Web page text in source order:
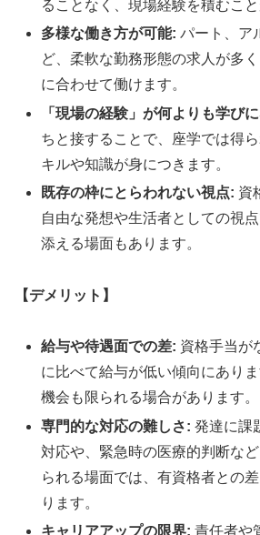
ることなく、現場経験を積むこと
多様な働き方が可能: パート、ア
ど、柔軟な勤務形態の求人が多
に合わせて働けます。
「現場の経験」が何よりも学び
ちと接することで、座学では得
キルや知識が身につきます。
既存の枠にとらわれない視点: 資
自由な発想や生活者としての視
添える場面もあります。
【デメリット】
給与や待遇面での差: 資格手当が
に比べて給与が低い傾向にあり
機会も限られる場合があります。
専門的な対応の難しさ: 発達に課
対応や、緊急時の医療的判断な
られる場面では、有資格者との
ります。
キャリアアップの限界: 責任者や